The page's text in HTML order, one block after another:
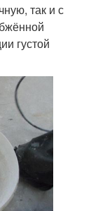
так и с
густой